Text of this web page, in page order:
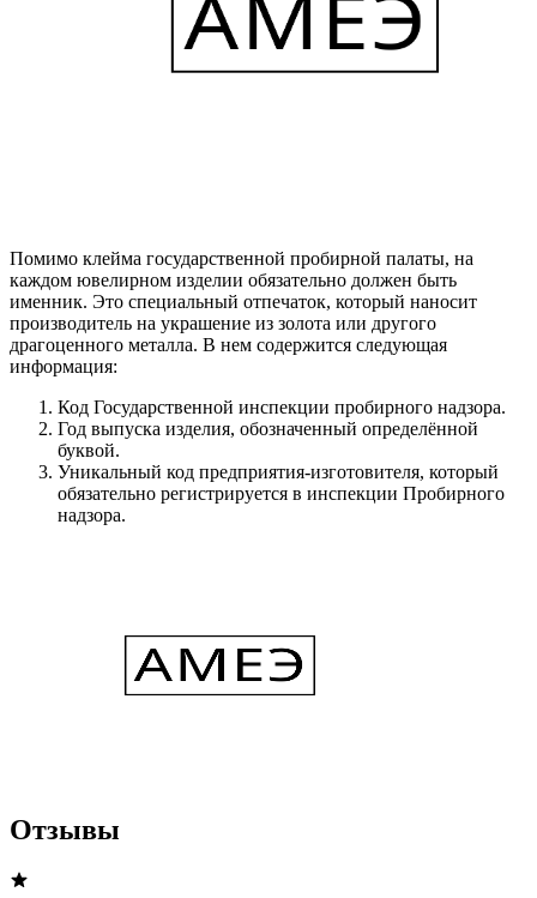
Помимо клейма государственной пробирной палаты, на
каждом ювелирном изделии обязательно должен быть
именник. Это специальный отпечаток, который наносит
производитель на украшение из золота или другого
драгоценного металла. В нем содержится следующая
информация:
Код Государственной инспекции пробирного надзора.
Год выпуска изделия, обозначенный определённой
буквой.
Уникальный код предприятия-изготовителя, который
обязательно регистрируется в инспекции Пробирного
надзора.
Отзывы